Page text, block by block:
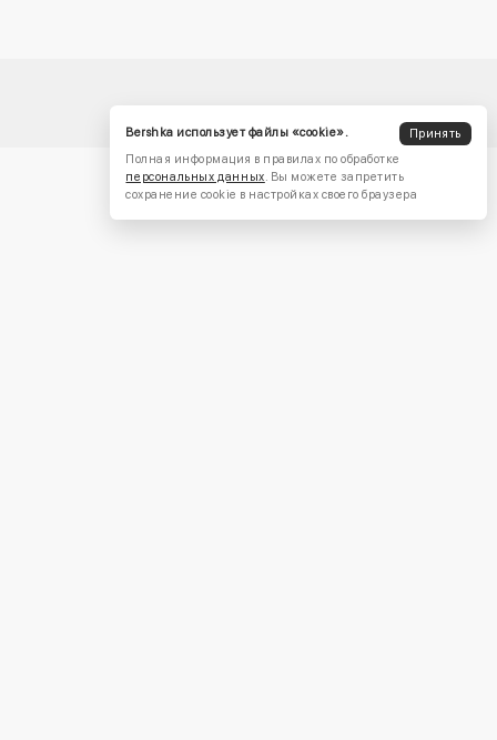
Bershka использует файлы «cookie».
Принять
Полная информация в правилах по обработке
персональных данных . Вы можете запретить
сохранение cookie в настройках своего браузера